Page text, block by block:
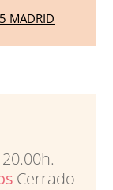
MADRID
Cerrado